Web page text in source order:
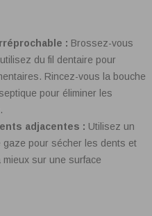
: Brossez-vous
du fil dentaire pour
Rincez-vous la bouche
pour éliminer les
adjacentes : Utilisez un
gaze pour sécher les dents et
mieux sur une surface